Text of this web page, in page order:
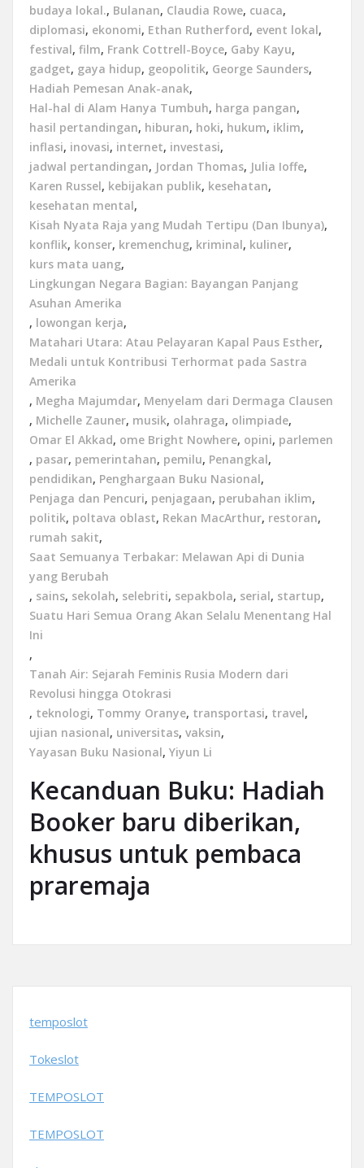
budaya lokal., Bulanan, Claudia Rowe, cuaca,
diplomasi, ekonomi, Ethan Rutherford, event lokal,
festival, film, Frank Cottrell-Boyce, Gaby Kayu,
gadget, gaya hidup, geopolitik, George Saunders,
Hadiah Pemesan Anak-anak,
Hal-hal di Alam Hanya Tumbuh, harga pangan,
hasil pertandingan, hiburan, hoki, hukum, iklim,
inflasi, inovasi, internet, investasi,
jadwal pertandingan, Jordan Thomas, Julia Ioffe,
Karen Russel, kebijakan publik, kesehatan,
kesehatan mental,
Kisah Nyata Raja yang Mudah Tertipu (Dan Ibunya),
konflik, konser, kremenchug, kriminal, kuliner,
kurs mata uang,
Lingkungan Negara Bagian: Bayangan Panjang
Asuhan Amerika
, lowongan kerja,
Matahari Utara: Atau Pelayaran Kapal Paus Esther,
Medali untuk Kontribusi Terhormat pada Sastra
Amerika
, Megha Majumdar, Menyelam dari Dermaga Clausen
, Michelle Zauner, musik, olahraga, olimpiade,
Omar El Akkad, ome Bright Nowhere, opini, parlemen
, pasar, pemerintahan, pemilu, Penangkal,
pendidikan, Penghargaan Buku Nasional,
Penjaga dan Pencuri, penjagaan, perubahan iklim,
politik, poltava oblast, Rekan MacArthur, restoran,
rumah sakit,
Saat Semuanya Terbakar: Melawan Api di Dunia
yang Berubah
, sains, sekolah, selebriti, sepakbola, serial, startup,
Suatu Hari Semua Orang Akan Selalu Menentang Hal
Ini
,
Tanah Air: Sejarah Feminis Rusia Modern dari
Revolusi hingga Otokrasi
, teknologi, Tommy Oranye, transportasi, travel,
ujian nasional, universitas, vaksin,
Yayasan Buku Nasional, Yiyun Li
Kecanduan Buku: Hadiah
Booker baru diberikan,
khusus untuk pembaca
praremaja
temposlot
Tokeslot
TEMPOSLOT
TEMPOSLOT